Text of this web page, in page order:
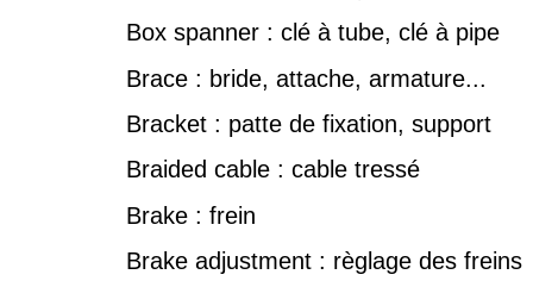
Box spanner : clé à tube, clé à pipe
Brace : bride, attache, armature...
Bracket : patte de fixation, support
Braided cable : cable tressé
Brake : frein
Brake adjustment : règlage des freins